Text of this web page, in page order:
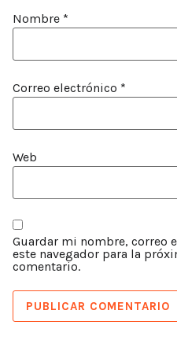
Nombre *
Correo electrónico *
Web
Guardar mi nombre, correo
este navegador para la
comentario.